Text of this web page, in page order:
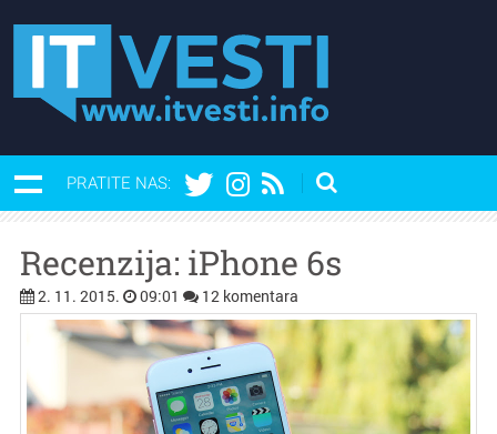
PRATITE NAS:
Recenzija: iPhone 6s
2. 11. 2015. 09:01 12 komentara